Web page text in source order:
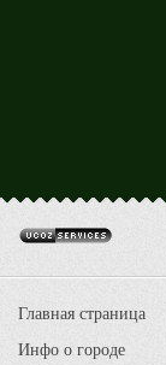
Главная страница
Инфо о городе